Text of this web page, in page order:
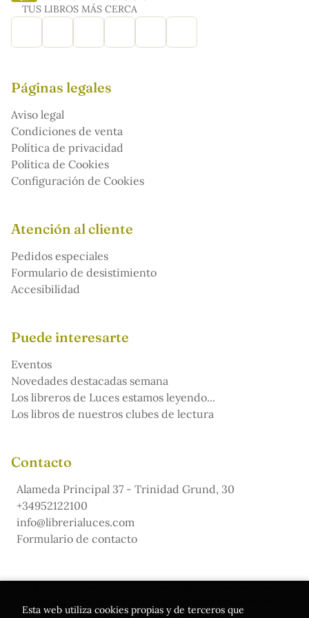
TUS LIBROS MÁS CERCA
Páginas legales
Aviso legal
Condiciones de venta
Política de privacidad
Política de Cookies
Configuración de Cookies
Atención al cliente
Pedidos especiales
Formulario de desistimiento
Accesibilidad
Puede interesarte
Eventos
Novedades destacadas semana
Los libreros de Luces estamos leyendo...
Los libros de nuestros clubes de lectura
Contacto
Alameda Principal 37 - Trinidad Grund, 30
+34952122100
info@librerialuces.com
Formulario de contacto
Esta web utiliza cookies propias y de terceros que